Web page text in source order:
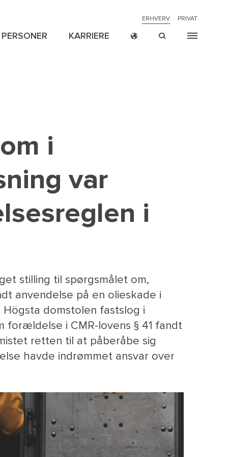
NAVIGATION
TOP
ERHVERV PRIVAT
PERSONER KARRIERE
i
var
i
stilling til spørgsmålet om,
anvendelse på en olieskade i
domstolen fastslog i
i CMR-lovens § 41 fandt
retten til at påberåbe sig
havde indrømmet ansvar over